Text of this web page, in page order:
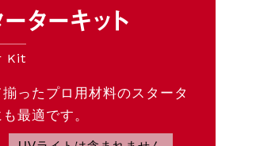
ターキット
Kit
ったプロ用材料のスタータ
最適です。